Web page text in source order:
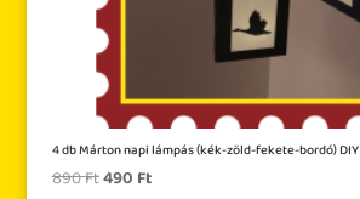
4 db Márton napi lámpás (kék-zöld-fekete-bordó) DIY
890FtOriginal
490FtCurrent